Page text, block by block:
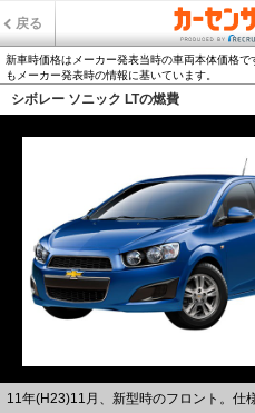
戻る
新車時価格はメーカー発表当時の車両本体価格
もメーカー発表時の情報に基いています。
シボレー ソニック LTの燃費
11年(H23)11月、新型時のフロント。仕